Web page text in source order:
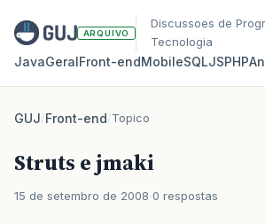
ARQUIVO
Discussoes de
Tecnologia
JavaGeralFront‑endMobileSQLJSPHP
GUJ/Front-end/Topico
Struts e jmaki
15 de setembro de 2008 0 respostas